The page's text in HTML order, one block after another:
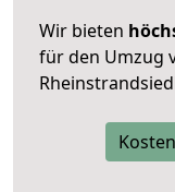
Wir bieten
für den Umzug